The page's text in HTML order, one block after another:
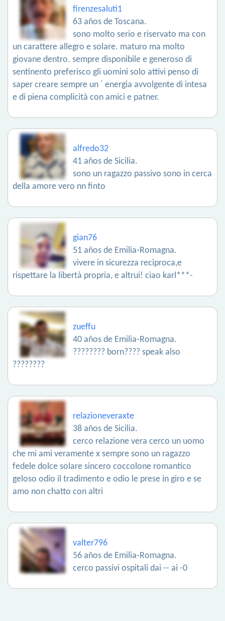
firenzesaluti1
63 años de Toscana.
sono molto serio e riservato ma con
un carattere allegro e solare. maturo ma molto
giovane dentro. sempre disponibile e generoso di
sentinento preferisco gli uomini solo attivi penso di
saper creare sempre un ´ energia avvolgente di intesa
e di piena complicità con amici e patner.
alfredo32
41 años de Sicilia.
sono un ragazzo passivo sono in cerca
della amore vero nn finto
gian76
51 años de Emilia-Romagna.
vivere in sicurezza reciproca,e
rispettare la libertà propria, e altrui! ciao karl***-
zueffu
40 años de Emilia-Romagna.
???????? born???? speak also
????????
relazioneveraxte
38 años de Sicilia.
cerco relazione vera cerco un uomo
che mi ami veramente x sempre sono un ragazzo
fedele dolce solare sincero coccolone romantico
geloso odio il tradimento e odio le prese in giro e se
amo non chatto con altri
valter796
56 años de Emilia-Romagna.
cerco passivi ospitali dai -- ai -0